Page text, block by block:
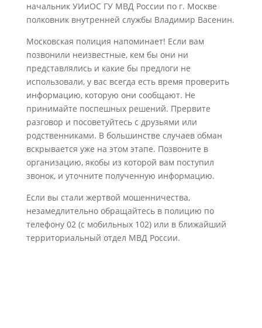
начальник УИиОС ГУ МВД России по г. Москве
полковник внутренней службы Владимир Васенин.
Московская полиция напоминает! Если вам
позвонили неизвестные, кем бы они ни
представлялись и какие бы предлоги не
использовали, у вас всегда есть время проверить
информацию, которую они сообщают. Не
принимайте поспешных решений. Прервите
разговор и посоветуйтесь с друзьями или
родственниками. В большинстве случаев обман
вскрывается уже на этом этапе. Позвоните в
организацию, якобы из которой вам поступил
звонок, и уточните полученную информацию.
Если вы стали жертвой мошенничества,
незамедлительно обращайтесь в полицию по
телефону 02 (с мобильных 102) или в ближайший
территориальный отдел МВД России.